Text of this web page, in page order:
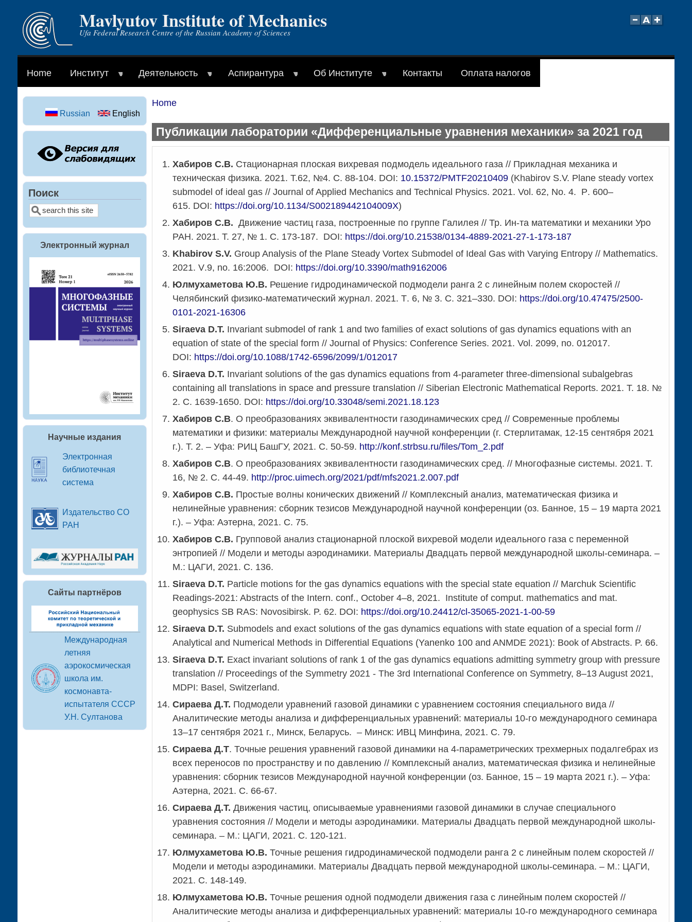
content
Mavlyutov Institute of Mechanics
Ufa Federal Research Centre of the Russian Academy of Sciences
Home Институт Деятельность Аспирантура Об Институте Контакты Оплата налогов
Home
Публикации лаборатории «Дифференциальные уравнения механики» за 2021 год
Хабиров С.В. Стационарная плоская вихревая подмодель идеального газа // Прикладная механика и
техническая физика. 2021. Т.62, №4. С. 88-104. DOI: 10.15372/PMTF20210409 (Khabirov S.V. Plane steady vortex
submodel of ideal gas// Journal of Applied Mechanics and Technical Physics. 2021. Vol. 62, No. 4. P. 600–
615. DOI: https://doi.org/10.1134/S002189442104009X)
Хабиров С.В. Движение частиц газа, построенные по группе Галилея // Тр. Ин-та математики и механики Уро
РАН. 2021. Т. 27, № 1. С. 173-187. DOI: https://doi.org/10.21538/0134-4889-2021-27-1-173-187
Khabirov S.V. Group Analysis of the Plane Steady Vortex Submodel of Ideal Gas with Varying Entropy // Mathematics.
2021. V.9, no. 16:2006. DOI: https://doi.org/10.3390/math9162006
Юлмухаметова Ю.В. Решение гидродинамической подмодели ранга 2 с линейным полем скоростей //
Челябинский физико-математический журнал. 2021. Т. 6, № 3. С. 321–330. DOI: https://doi.org/10.47475/2500-
0101-2021-16306
Siraeva D.T. Invariant submodel of rank 1 and two families of exact solutions of gas dynamics equations with an
equation of state of the special form // Journal of Physics: Conference Series. 2021. Vol. 2099, no. 012017.
DOI: https://doi.org/10.1088/1742-6596/2099/1/012017
Siraeva D.T. Invariant solutions of the gas dynamics equations from 4-parameter three-dimensional subalgebras
containing all translations in space and pressure translation // Siberian Electronic Mathematical Reports. 2021. Т. 18. №
2. С. 1639-1650. DOI: https://doi.org/10.33048/semi.2021.18.123
Хабиров С.В. О преобразованиях эквивалентности газодинамических сред // Современные проблемы
математики и физики: материалы Международной научной конференции (г. Стерлитамак, 12-15 сентября 2021
г.). Т. 2. – Уфа: РИЦ БашГУ, 2021. С. 50-59. http://konf.strbsu.ru/files/Tom_2.pdf
Хабиров С.В. О преобразованиях эквивалентности газодинамических сред. // Многофазные системы. 2021. Т.
16, № 2. С. 44-49. http://proc.uimech.org/2021/pdf/mfs2021.2.007.pdf
Хабиров С.В. Простые волны конических движений // Комплексный анализ, математическая физика и
нелинейные уравнения: сборник тезисов Международной научной конференции (оз. Банное, 15 – 19 марта 2021
г.). – Уфа: Аэтерна, 2021. С. 75.
Хабиров С.В. Групповой анализ стационарной плоской вихревой модели идеального газа с переменной
энтропией // Модели и методы аэродинамики. Материалы Двадцать первой международной школы-семинара. –
М.: ЦАГИ, 2021. С. 136.
Siraeva D.T. Particle motions for the gas dynamics equations with the special state equation // Marchuk Scientific
Readings-2021: Abstracts of the Intern. conf., October 4–8, 2021. Institute of comput. mathematics and mat.
geophysics SB RAS: Novosibirsk. P. 62. DOI: https://doi.org/10.24412/cl-35065-2021-1-00-59
Siraeva D.T. Submodels and exact solutions of the gas dynamics equations with state equation of a special form //
Analytical and Numerical Methods in Differential Equations (Yanenko 100 and ANMDE 2021): Book of Abstracts. P. 66.
Siraeva D.T. Exact invariant solutions of rank 1 of the gas dynamics equations admitting symmetry group with pressure
translation // Proceedings of the Symmetry 2021 - The 3rd International Conference on Symmetry, 8–13 August 2021,
MDPI: Basel, Switzerland.
Сираева Д.Т. Подмодели уравнений газовой динамики с уравнением состояния специального вида //
Аналитические методы анализа и дифференциальных уравнений: материалы 10-го международного семинара
13–17 сентября 2021 г., Минск, Беларусь. – Минск: ИВЦ Минфина, 2021. С. 79.
Сираева Д.Т. Точные решения уравнений газовой динамики на 4-параметрических трехмерных подалгебрах из
всех переносов по пространству и по давлению // Комплексный анализ, математическая физика и нелинейные
уравнения: сборник тезисов Международной научной конференции (оз. Банное, 15 – 19 марта 2021 г.). – Уфа:
Аэтерна, 2021. С. 66-67.
Сираева Д.Т. Движения частиц, описываемые уравнениями газовой динамики в случае специального
уравнения состояния // Модели и методы аэродинамики. Материалы Двадцать первой международной школы-
семинара. – М.: ЦАГИ, 2021. С. 120-121.
Юлмухаметова Ю.В. Точные решения гидродинамической подмодели ранга 2 с линейным полем скоростей //
Модели и методы аэродинамики. Материалы Двадцать первой международной школы-семинара. – М.: ЦАГИ,
2021. С. 148-149.
Юлмухаметова Ю.В. Точные решения одной подмодели движения газа с линейным полем скоростей //
Аналитические методы анализа и дифференциальных уравнений: материалы 10-го международного семинара
Russian English
Поиск
Search
Электронный журнал
Научные издания
Электронная
библиотечная
система
Издательство СО
РАН
Сайты партнёров
Международная
летняя
аэрокосмическая
школа им.
космонавта-
испытателя СССР
У.Н. Султанова